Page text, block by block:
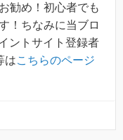
勧め！初心者でも
！ちなみに当ブロ
ントサイト登録者
はこちらのページ